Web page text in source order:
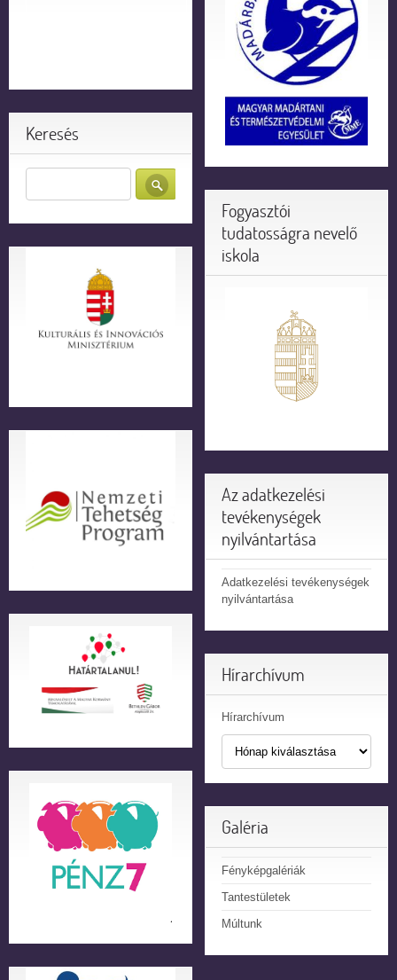
Keresés
Fogyasztói
tudatosságra nevelő
iskola
Az adatkezelési
tevékenységek
nyilvántartása
Adatkezelési tevékenységek
nyilvántartása
Hírarchívum
Hírarchívum
Galéria
Fényképgalériák
Tantestületek
Múltunk